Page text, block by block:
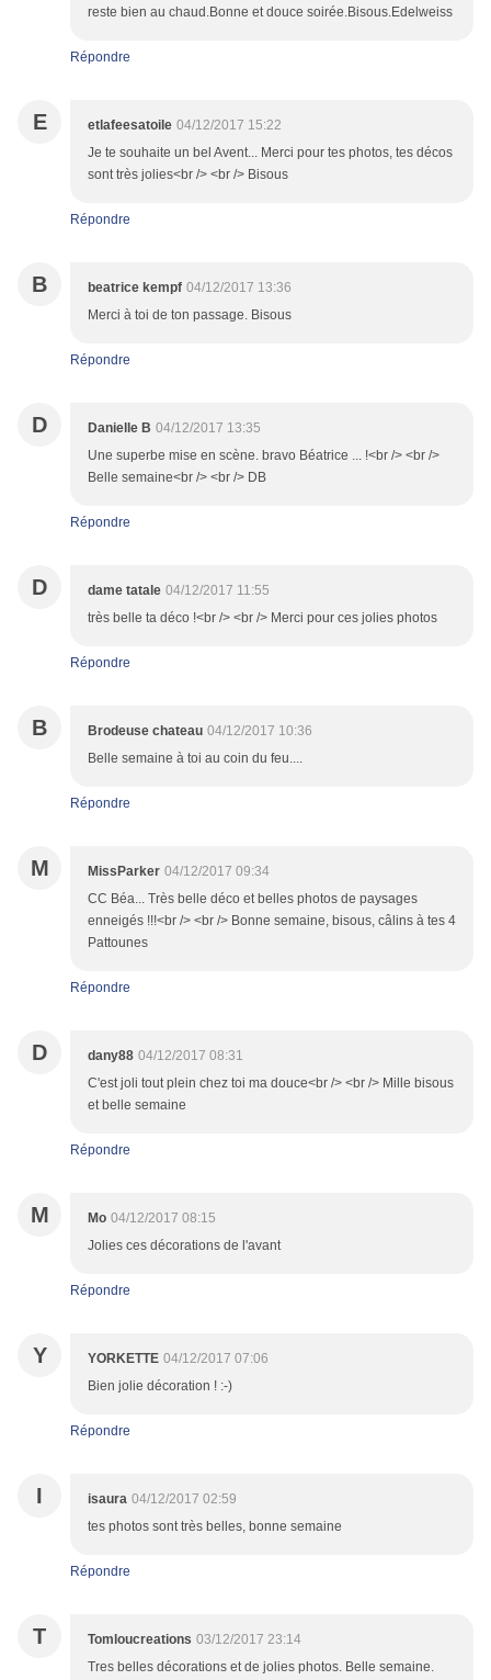
reste bien au chaud.Bonne et douce soirée.Bisous.Edelweiss
Répondre
E etlafeesatoile 04/12/2017 15:22
Je te souhaite un bel Avent... Merci pour tes photos, tes décos
sont très jolies<br /> <br /> Bisous
Répondre
B beatrice kempf 04/12/2017 13:36
Merci à toi de ton passage. Bisous
Répondre
D Danielle B 04/12/2017 13:35
Une superbe mise en scène. bravo Béatrice ... !<br /> <br />
Belle semaine<br /> <br /> DB
Répondre
D dame tatale 04/12/2017 11:55
très belle ta déco !<br /> <br /> Merci pour ces jolies photos
Répondre
B Brodeuse chateau 04/12/2017 10:36
Belle semaine à toi au coin du feu....
Répondre
M MissParker 04/12/2017 09:34
CC Béa... Très belle déco et belles photos de paysages
enneigés !!!<br /> <br /> Bonne semaine, bisous, câlins à tes 4
Pattounes
Répondre
D dany88 04/12/2017 08:31
C'est joli tout plein chez toi ma douce<br /> <br /> Mille bisous
et belle semaine
Répondre
M Mo 04/12/2017 08:15
Jolies ces décorations de l'avant
Répondre
Y YORKETTE 04/12/2017 07:06
Bien jolie décoration ! :-)
Répondre
I isaura 04/12/2017 02:59
tes photos sont très belles, bonne semaine
Répondre
T Tomloucreations 03/12/2017 23:14
Tres belles décorations et de jolies photos. Belle semaine.